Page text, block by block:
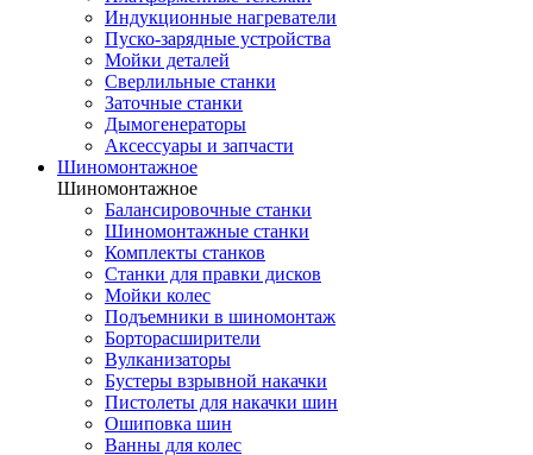
Индукционные нагреватели
Пуско-зарядные устройства
Мойки деталей
Сверлильные станки
Заточные станки
Дымогенераторы
Аксессуары и запчасти
Шиномонтажное
Шиномонтажное
Балансировочные станки
Шиномонтажные станки
Комплекты станков
Станки для правки дисков
Мойки колес
Подъемники в шиномонтаж
Борторасширители
Вулканизаторы
Бустеры взрывной накачки
Пистолеты для накачки шин
Ошиповка шин
Ванны для колес